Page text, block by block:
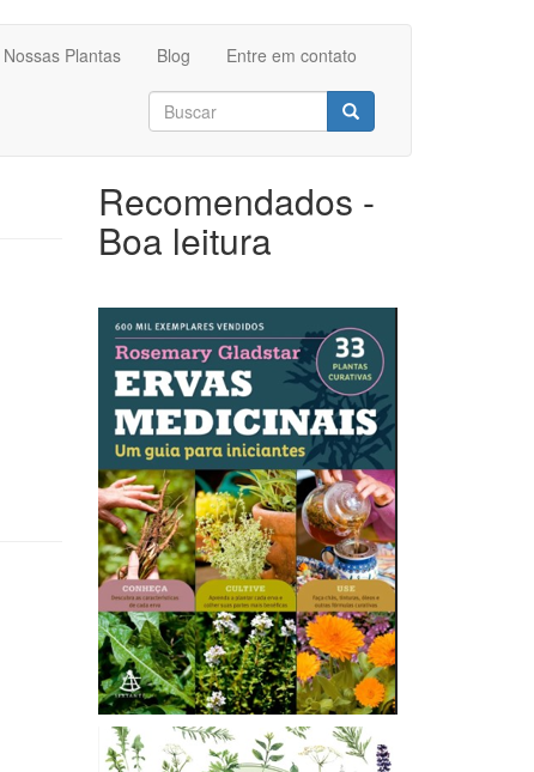
Nossas Plantas Blog Entre em contato
Formulário
de
busca
Recomendados -
Boa leitura